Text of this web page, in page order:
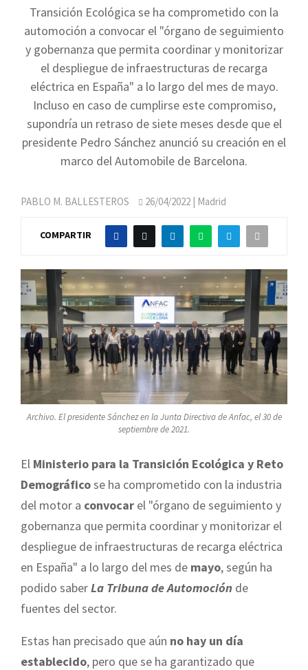
Transición Ecológica se ha comprometido con la
automoción a convocar el "órgano de seguimiento
y gobernanza que permita coordinar y monitorizar
el despliegue de infraestructuras de recarga
eléctrica en España" a lo largo del mes de mayo.
Incluso en caso de cumplirse este compromiso,
supondría un retraso de siete meses desde que el
presidente Pedro Sánchez anunció su creación en el
marco del Automobile de Barcelona.
PABLO M. BALLESTEROS 26/04/2022 | Madrid
COMPARTIR
Archivo. El presidente Sánchez en la Junta Directiva de Anfac, el 30 de
septiembre de 2021.
El Ministerio para la Transición Ecológica y Reto
Demográficose ha comprometido con la industria
del motor a convocar el "órgano de seguimiento y
gobernanza que permita coordinar y monitorizar el
despliegue de infraestructuras de recarga eléctrica
en España" a lo largo del mes de mayo, según ha
podido saberLa Tribuna de Automoción de
fuentes del sector.
Estas han precisado que aún no hay un día
establecido, pero que se ha garantizado que